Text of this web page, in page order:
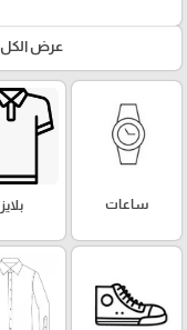
عرض الكل
ساعات بلايز